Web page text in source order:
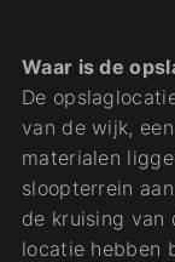
Waar is de
De
van de wijk,
materialen
sloopterrein
de kruising van
locatie hebben